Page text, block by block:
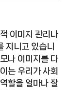
이미지 관리나
지니고 있습니
나 이미지를 다
는 우리가 사회
할을 얼마나 잘